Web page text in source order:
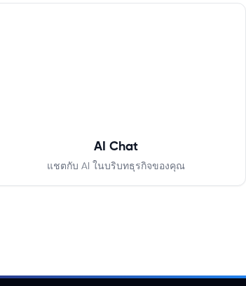
AI Chat
แชตกับ AI ในบริบทธุรกิจของคุณ